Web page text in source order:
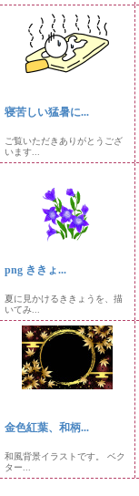
寝苦しい猛暑に...
ご覧いただきありがとうござ
います...
png ききょ...
夏に見かけるききょうを、描
いてみ...
金色紅葉、和柄...
和風背景イラストです。 ベク
ター...